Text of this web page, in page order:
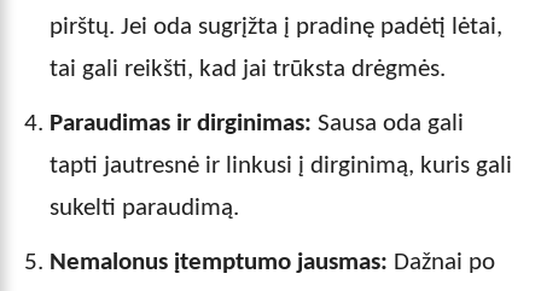
pirštų. Jei oda sugrįžta į pradinę padėtį lėtai,
tai gali reikšti, kad jai trūksta drėgmės.
Paraudimas ir dirginimas: Sausa oda gali
tapti jautresnė ir linkusi į dirginimą, kuris gali
sukelti paraudimą.
Nemalonus įtemptumo jausmas: Dažnai po